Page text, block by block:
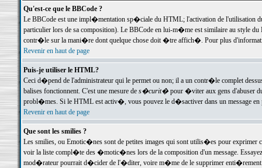
Qu'est-ce que le BBCode ?
Le BBCode est une impl�mentation sp�ciale du HTML; l'activation de l'utilisation
particulier lors de sa composition). Le BBCode en lui-m�me est similaire au style
contr�le sur la mani�re dont quelque chose doit �tre affich�. Pour plus
Revenir en haut de page
Puis-je utiliser le HTML?
Ceci d�pend de l'administrateur qui le permet ou non; il a un contr�le complet
balises fonctionnent. C'est une mesure de s�curit�pour �viter aux gens d'abuser
probl�mes. Si le HTML est activ�, vous pouvez le d�sactiver dans un message en
Revenir en haut de page
Que sont les smilies ?
Les smilies, ou Emotic�nes sont de petites images qui sont utilis�es pour exprimer
voir la liste compl�te des �motic�nes lors de la composition d'un message.
mod�rateur pourrait d�cider de l'�diter, voire m�me de le supprimer